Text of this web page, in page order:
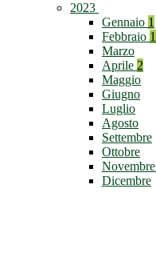
2023
Gennaio 1
Febbraio 1
Marzo
Aprile 2
Maggio
Giugno
Luglio
Agosto
Settembre
Ottobre
Novembre
Dicembre